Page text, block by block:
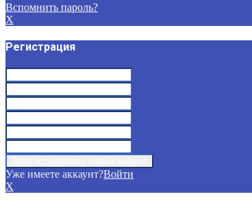
Вспомнить пароль?
X
Регистрация
Уже имеете аккаунт?Войти
X